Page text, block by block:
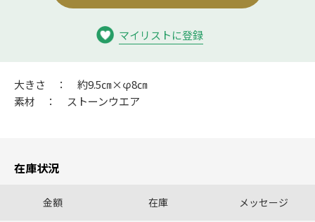
マイリストに登録
大きさ ： 約9.5㎝×φ8㎝
素材 ： ストーンウエア
在庫状況
金額 在庫 メッセージ